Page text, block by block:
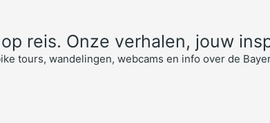
reis. Onze verhalen, jouw
tours, wandelingen, webcams en info over de